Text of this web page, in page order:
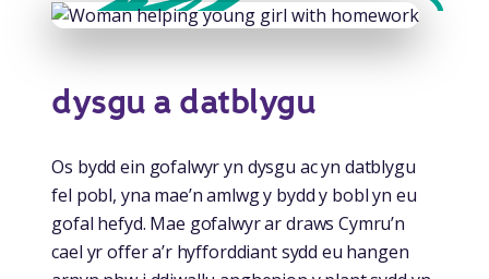
dysgu a datblygu
Os bydd ein gofalwyr yn dysgu ac yn datblygu
fel pobl, yna mae’n amlwg y bydd y bobl yn eu
gofal hefyd. Mae gofalwyr ar draws Cymru’n
cael yr offer a’r hyfforddiant sydd eu hangen